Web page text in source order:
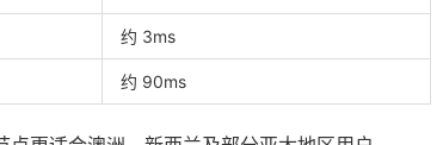
约 3ms
约 90ms